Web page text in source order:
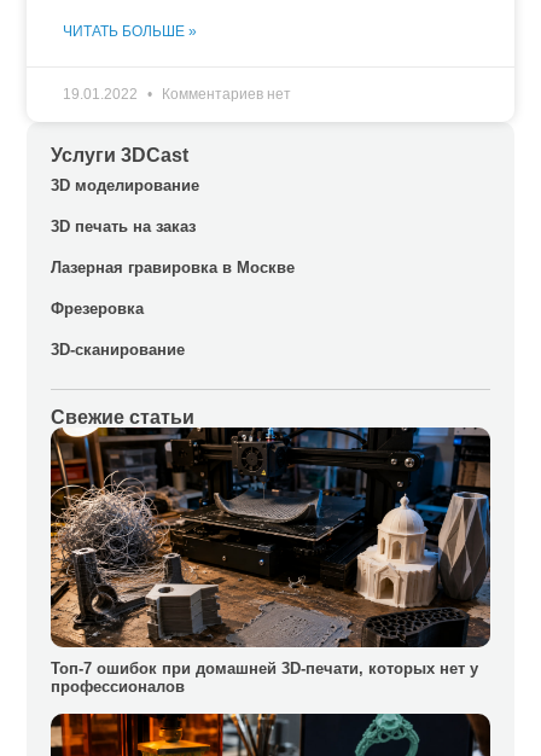
Услуги 3DCast
3D моделирование
3D печать на заказ
Лазерная гравировка в Москве
Фрезеровка
3D-сканирование
Свежие статьи
Топ-7 ошибок при домашней 3D-печати, которых нет у
профессионалов
ЧИТАТЬ БОЛЬШЕ »
19.01.2022 Комментариев нет